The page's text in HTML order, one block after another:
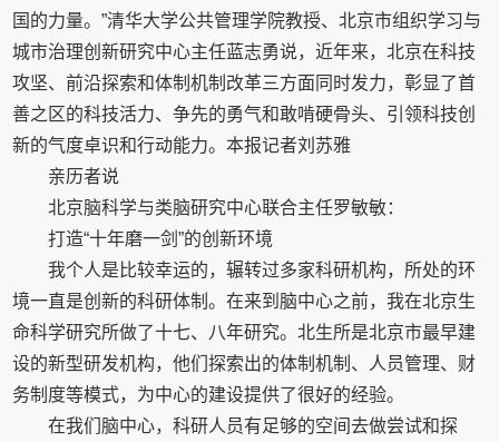
国的力量。”清华大学公共管理学院教授、北京市组织学习与
城市治理创新研究中心主任蓝志勇说，近年来，北京在科技
攻坚、前沿探索和体制机制改革三方面同时发力，彰显了首
善之区的科技活力、争先的勇气和敢啃硬骨头、引领科技创
新的气度卓识和行动能力。本报记者刘苏雅
亲历者说
北京脑科学与类脑研究中心联合主任罗敏敏：
打造“十年磨一剑”的创新环境
我个人是比较幸运的，辗转过多家科研机构，所处的环
境一直是创新的科研体制。在来到脑中心之前，我在北京生
命科学研究所做了十七、八年研究。北生所是北京市最早建
设的新型研发机构，他们探索出的体制机制、人员管理、财
务制度等模式，为中心的建设提供了很好的经验。
在我们脑中心，科研人员有足够的空间去做尝试和探